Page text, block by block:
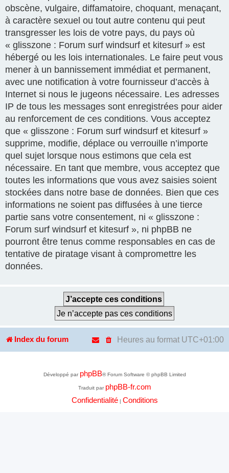
obscène, vulgaire, diffamatoire, choquant, menaçant,
à caractère sexuel ou tout autre contenu qui peut
transgresser les lois de votre pays, du pays où
« glisszone : Forum surf windsurf et kitesurf » est
hébergé ou les lois internationales. Le faire peut vous
mener à un bannissement immédiat et permanent,
avec une notification à votre fournisseur d’accès à
Internet si nous le jugeons nécessaire. Les adresses
IP de tous les messages sont enregistrées pour aider
au renforcement de ces conditions. Vous acceptez
que « glisszone : Forum surf windsurf et kitesurf »
supprime, modifie, déplace ou verrouille n’importe
quel sujet lorsque nous estimons que cela est
nécessaire. En tant que membre, vous acceptez que
toutes les informations que vous avez saisies soient
stockées dans notre base de données. Bien que ces
informations ne soient pas diffusées à une tierce
partie sans votre consentement, ni « glisszone :
Forum surf windsurf et kitesurf », ni phpBB ne
pourront être tenus comme responsables en cas de
tentative de piratage visant à compromettre les
données.
Index du forum Heures au format UTC+01:00
Développé par phpBB® Forum Software © phpBB Limited
Traduit par phpBB-fr.com
Confidentialité| Conditions